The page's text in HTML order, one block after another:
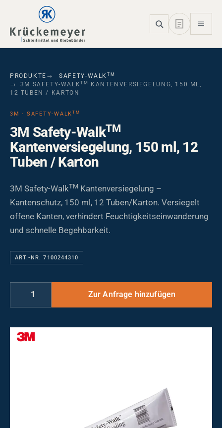
Skip to main navigation
Skip to main content
Skip to page footer
PRODUKTE SAFETY-WALK TM
3M SAFETY-WALKTM
KANTENVERSIEGELUNG, 150 ML,
12 TUBEN / KARTON
3M · SAFETY-WALK TM
3M Safety-WalkTM
Kantenversiegelung, 150 ml, 12
Tuben / Karton
3M Safety-WalkTM Kantenversiegelung –
Kantenschutz, 150 ml, 12 Tuben/Karton. Versiegelt
offene Kanten, verhindert Feuchtigkeitseinwanderung
und schnelle Begehbarkeit.
ART.-NR. 7100244310